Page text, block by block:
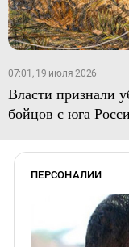
07:01, 19 июля 2026
Власти признали
бойцов с юга
ПЕРСОНАЛИИ